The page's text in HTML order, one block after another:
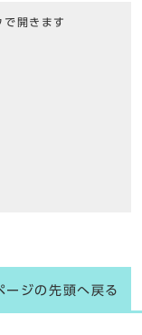
開きます
ージの先頭へ戻る